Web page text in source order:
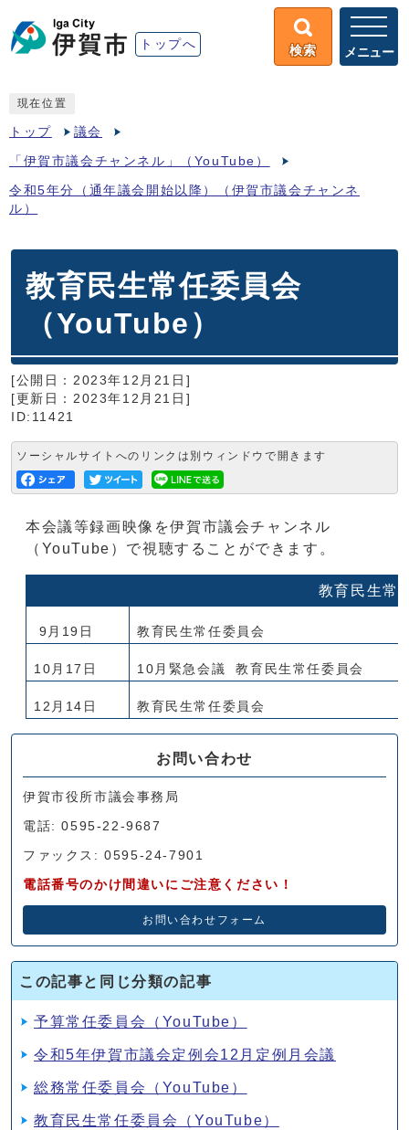
トップへ 検索 メニュー
現在位置
トップ 議会
「伊賀市議会チャンネル」（YouTube）
令和5年分（通年議会開始以降）（伊賀市議会チャンネ
ル）
教育民生常任委員会
（YouTube）
[公開日：2023年12月21日]
[更新日：2023年12月21日]
ID:11421
ソーシャルサイトへのリンクは別ウィンドウで開きます
本会議等録画映像を伊賀市議会チャンネル
（YouTube）で視聴することができます。
教育民生常
9月19日 教育民生常任委員会
10月17日 10月緊急会議 教育民生常任委員会
12月14日 教育民生常任委員会
お問い合わせ
伊賀市役所市議会事務局
電話: 0595-22-9687
ファックス: 0595-24-7901
電話番号のかけ間違いにご注意ください！
お問い合わせフォーム
この記事と同じ分類の記事
予算常任委員会（YouTube）
令和5年伊賀市議会定例会12月定例月会議
総務常任委員会（YouTube）
教育民生常任委員会（YouTube）